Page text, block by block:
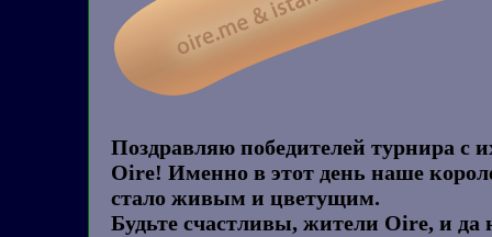
Поздравляю победителей турнира с
Oire! Именно в этот день наше
стало живым и цветущим.
Будьте счастливы, жители Oire, и да